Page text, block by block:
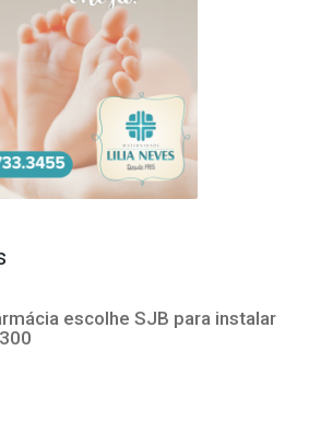
escolhe SJB para instalar